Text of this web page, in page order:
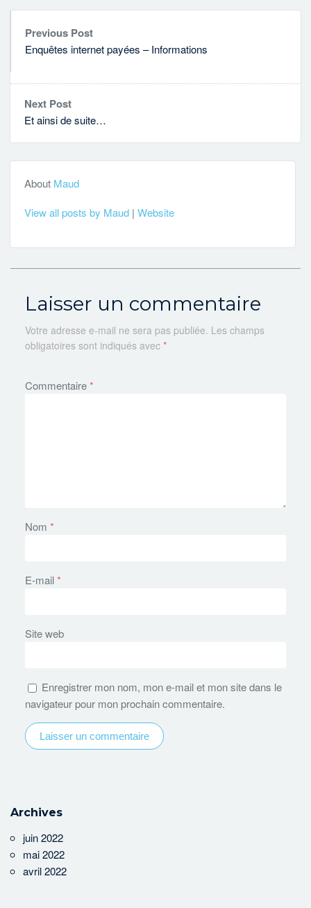
Previous Post
Enquêtes internet payées – Informations
Next Post
Et ainsi de suite…
About Maud
View all posts by Maud | Website
Laisser un commentaire
Votre adresse e-mail ne sera pas publiée. Les champs
obligatoires sont indiqués avec *
Commentaire*
Nom *
E-mail*
Site web
Enregistrer mon nom, mon e-mail et mon site dans le
navigateur pour mon prochain commentaire.
Archives
juin 2022
mai 2022
avril 2022